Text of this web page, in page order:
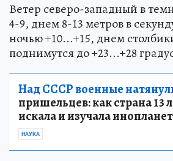
Ветер северо-западный в
4-9, днем 8-13 метров в
ночью +10...+15, днем
поднимутся до +23...+28
Над СССР военные
пришельцев: как страна 13
искала и изучала
НАУКА